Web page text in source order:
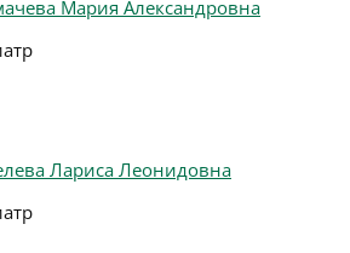
Мария Александровна
Лариса Леонидовна